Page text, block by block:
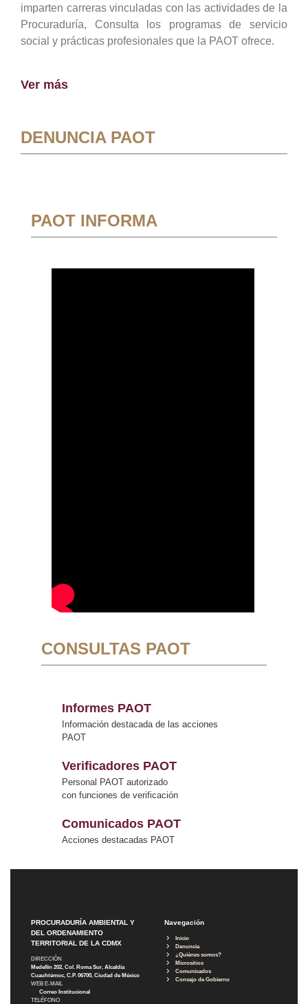
imparten carreras vinculadas con las actividades de la
Procuraduría, Consulta los programas de servicio
social y prácticas profesionales que la PAOT ofrece.
Ver más
DENUNCIA PAOT
PAOT INFORMA
CONSULTAS PAOT
Informes PAOT
Información destacada de las acciones
PAOT
Verificadores PAOT
Personal PAOT autorizado
con funciones de verificación
Comunicados PAOT
Acciones destacadas PAOT
PROCURADURÍA AMBIENTAL Y
DEL ORDENAMIENTO
TERRITORIAL DE LA CDMX
DIRECCIÓN
Medellín 202, Col. Roma Sur, Alcaldía
Cuauhtémoc, C.P. 06700, Ciudad de México
WEB E-MAIL
Correo Institucional
TELÉFONO
Navegación
Inicio
Denuncia
¿Quiénes somos?
Micrositios
Comunicados
Consejo de Gobierno